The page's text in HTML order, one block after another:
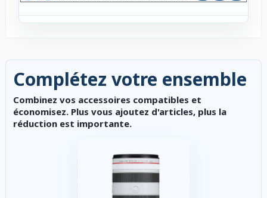
Complétez votre ensemble
Combinez vos accessoires compatibles et
économisez. Plus vous ajoutez d'articles, plus la
réduction est importante.